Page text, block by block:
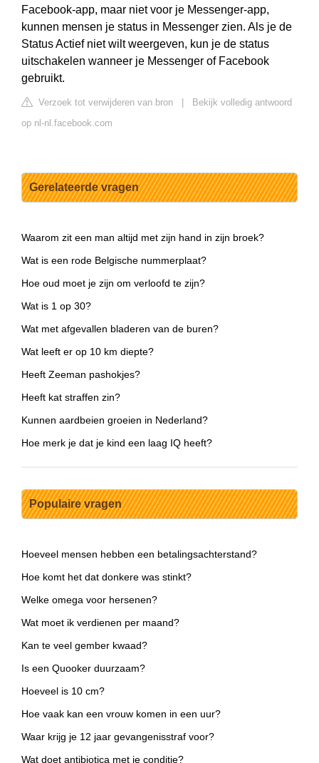
Facebook-app, maar niet voor je Messenger-app,
kunnen mensen je status in Messenger zien. Als je de
Status Actief niet wilt weergeven, kun je de status
uitschakelen wanneer je Messenger of Facebook
gebruikt.
Verzoek tot verwijderen van bron
Bekijk volledig antwoord
op nl-nl.facebook.com
Gerelateerde vragen
Waarom zit een man altijd met zijn hand in zijn broek?
Wat is een rode Belgische nummerplaat?
Hoe oud moet je zijn om verloofd te zijn?
Wat is 1 op 30?
Wat met afgevallen bladeren van de buren?
Wat leeft er op 10 km diepte?
Heeft Zeeman pashokjes?
Heeft kat straffen zin?
Kunnen aardbeien groeien in Nederland?
Hoe merk je dat je kind een laag IQ heeft?
Populaire vragen
Hoeveel mensen hebben een betalingsachterstand?
Hoe komt het dat donkere was stinkt?
Welke omega voor hersenen?
Wat moet ik verdienen per maand?
Kan te veel gember kwaad?
Is een Quooker duurzaam?
Hoeveel is 10 cm?
Hoe vaak kan een vrouw komen in een uur?
Waar krijg je 12 jaar gevangenisstraf voor?
Wat doet antibiotica met je conditie?